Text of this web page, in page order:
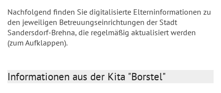
Nachfolgend finden Sie digitalisierte Elterninformationen zu
den jeweiligen Betreuungseinrichtungen der Stadt
Sandersdorf-Brehna, die regelmäßig aktualisiert werden
(zum Aufklappen).
Informationen aus der Kita "Borstel"